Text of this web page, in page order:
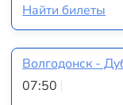
Найти билеты
Волгодонск -
07:50